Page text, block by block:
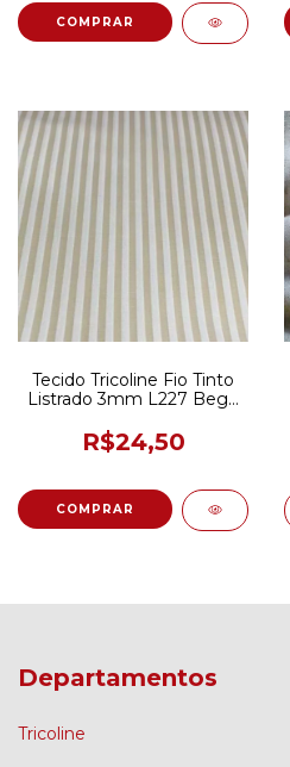
Tecido Tricoline Fio Tinto
Listrado 3mm L227 Bege
R$24,50
Departamentos
Tricoline